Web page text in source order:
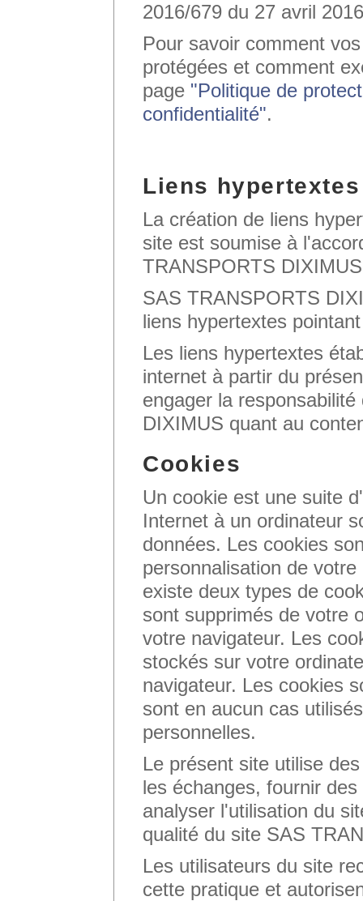
2016/679 du 27 avril
Pour savoir comment
protégées et comment
page "Politique de
confidentialité".
Liens hypertextes
La création de liens
site est soumise à
TRANSPORTS
SAS TRANSPORTS
liens hypertextes
Les liens hypertextes
internet à partir du
engager la
DIXIMUS quant au
Cookies
Un cookie est une suite
Internet à un ordinateur
données. Les cookies
personnalisation de
existe deux types de
sont supprimés de votre
votre navigateur. Les
stockés sur votre
navigateur. Les cookies
sont en aucun cas
personnelles.
Le présent site utilise
les échanges, fournir
analyser l'utilisation du
qualité du site SAS
Les utilisateurs du site
cette pratique et